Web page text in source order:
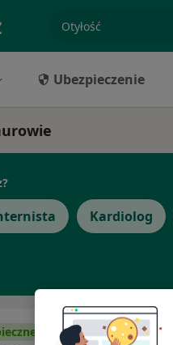
specjalizacja,
Ubezpieczenie
Kardiolog
płatności